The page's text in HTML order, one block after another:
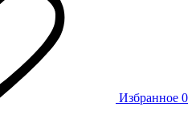
Избранное 0